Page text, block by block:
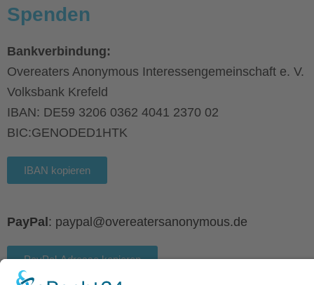
Spenden
Bankverbindung:
Overeaters Anonymous Interessengemeinschaft e. V.
Volksbank Krefeld
IBAN: DE59 3206 0362 4041 2370 02
BIC:GENODED1HTK
IBAN kopieren
PayPal: paypal@overeatersanonymous.de
PayPal-Adresse kopieren